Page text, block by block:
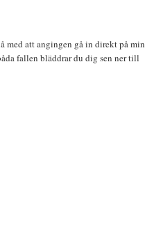
med att angingen gå in direkt på min
fallen bläddrar du dig sen ner till